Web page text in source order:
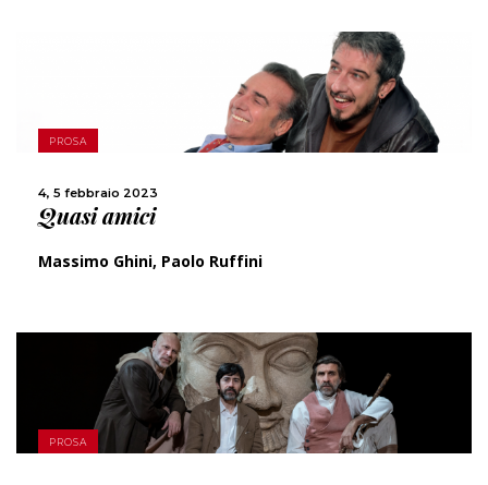
PROSA
4, 5 febbraio 2023
Quasi amici
Massimo Ghini, Paolo Ruffini
SCOPRI DI PIÙ
PROSA SCOPRI DI PIÙ